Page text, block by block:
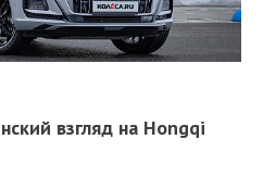
взгляд на Hongqi